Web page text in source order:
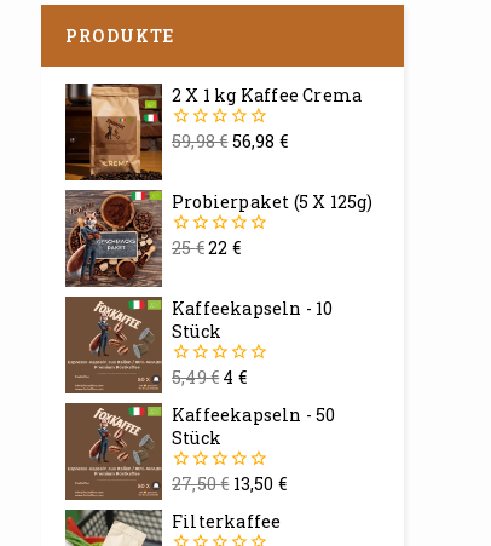
PRODUKTE
2 X 1 kg Kaffee Crema
0
59,98€56,98 €
Probierpaket (5 X 125g)
0
25€22 €
Kaffeekapseln - 10
Stück
0
5
5,49€4 €
Kaffeekapseln - 50
Stück
0
5
27,50€ 13,50 €
Filterkaffee